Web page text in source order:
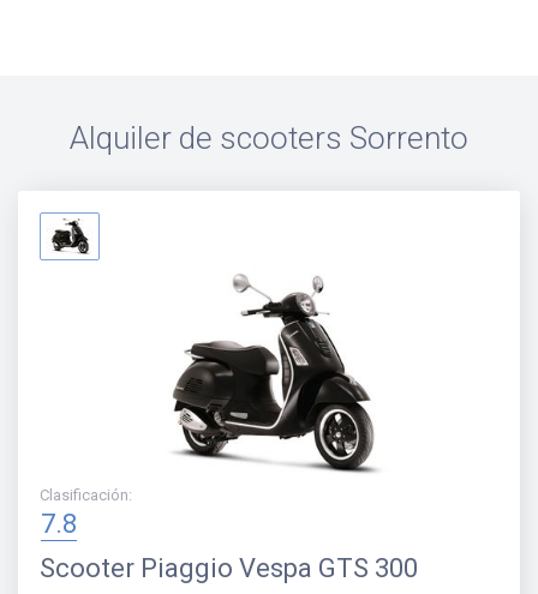
Alquiler de scooters Sorrento
Clasificación:
7.8
Scooter Piaggio Vespa GTS 300